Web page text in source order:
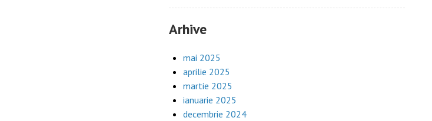
Arhive
mai 2025
aprilie 2025
martie 2025
ianuarie 2025
decembrie 2024